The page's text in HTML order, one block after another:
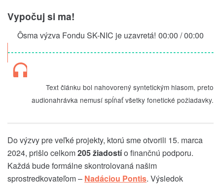
Vypočuj si ma!
Ôsma výzva Fondu SK-NIC je uzavretá! 00:00 /00:00
Text článku bol nahovorený syntetickým hlasom, preto
audionahrávka nemusí spĺňať všetky fonetické požiadavky.
Do výzvy pre veľké projekty, ktorú sme otvorili 15. marca
2024, prišlo celkom205 žiadostío finančnú podporu.
Každá bude formálne skontrolovaná našim
sprostredkovateľom – Nadáciou Pontis. Výsledok